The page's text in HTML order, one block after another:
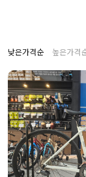
낮은가격순 높은가격